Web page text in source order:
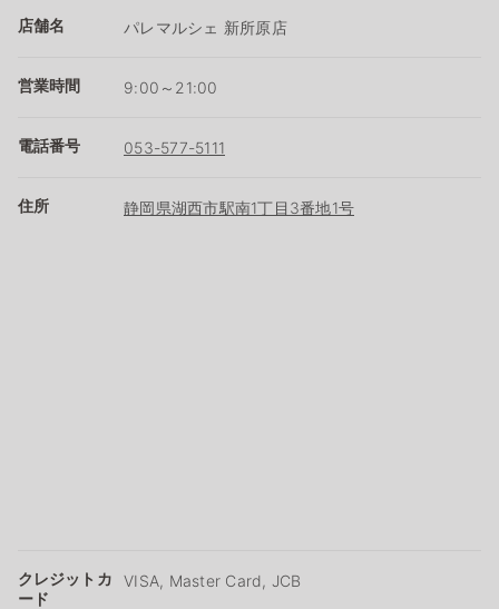
店舗名 パレマルシェ 新所原店
営業時間 9:00～21:00
電話番号 053-577-5111
住所 静岡県湖西市駅南1丁目3番地1号
クレジットカ
ード
VISA, Master Card, JCB